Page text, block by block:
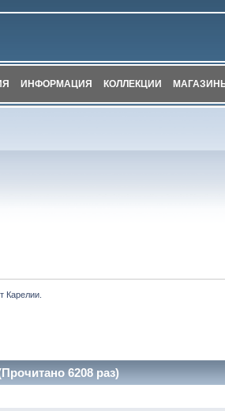
ИНФОРМАЦИЯ КОЛЛЕКЦИИ
Карелии.
6208 раз)